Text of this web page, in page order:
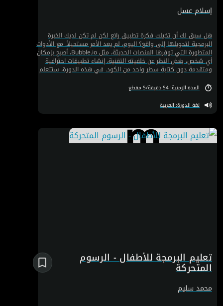
إسلام عسل
هل سبق لك أن تخيلت فكرة تطبيق رائع لكن لم تكن لديك الخبرة
البرمجية لتحويلها إلى واقع؟ اليوم، لم يعد الأمر مستحيلاً. مع الأدوات
المتطورة التي توفرها المنصات الحديثة، مثل Bubble.io، أصبح بإمكان
أي شخص، بغض النظر عن خلفيته التقنية، إنشاء تطبيقات احترافية
ومتقدمة دون كتابة سطر واحد من الكود. في هذه الدورة، ستتعلم
والاستضافة تتيح لك إنشاء مجموعة من التطبيقات بدون كتابة كود.
يُمكنك من خلال محرر التطبيقات الخاص بها تصميم الواجهات وإنشاء
تدفقات العمل بطريقة مرئية. يمكنك تطوير أي شيء بدءًا من
التطبيقات البسيطة ذات الصفحة الواحدة إلى التطبيقات المعقدة
يرغبون في توفير تكاليف التطوير. بالإضافة إلى ذلك، تقوم المنصة
باستضافة تطبيقاتك. في هذه الدورة، سنقوم بإنشاء تطبيق قائمة
مهام (Todo) ونموذج مشابه لتطبيق أوبر، ستتعرف على كيفية إنشاء
المدة الزمنية: 54 دقيقة/5 مقطع
لغة الدورة: العربية
تعليم البرمجة للأطفال - الرسوم
المتحركة
محمد سليم